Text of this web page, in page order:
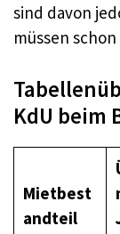
sind davon
müssen
KdU beim
Mietbest
andteil